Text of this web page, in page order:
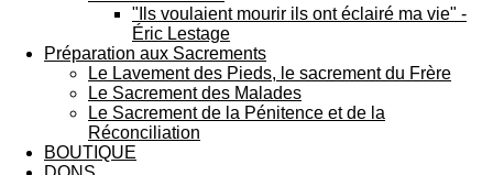
"Ils voulaient mourir ils ont éclairé ma vie" -
Éric Lestage
Préparation aux Sacrements
Le Lavement des Pieds, le sacrement du Frère
Le Sacrement des Malades
Le Sacrement de la Pénitence et de la
Réconciliation
BOUTIQUE